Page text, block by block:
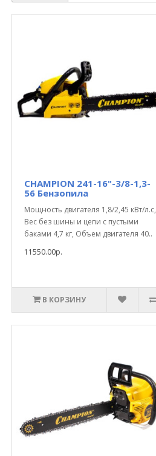
CHAMPION 241-16"-3/8-1,3-
56 Бензопила
Мощность двигателя 1,8/2,45 кВт/л.с,
Вес без шины и цепи с пустыми
баками 4,7 кг, Объем двигателя 40..
11550.00р.
В КОРЗИНУ